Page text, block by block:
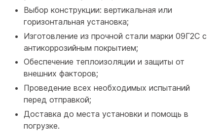
Выбор конструкции: вертикальная или
горизонтальная установка;
Изготовление из прочной стали марки 09Г2С с
антикоррозийным покрытием;
Обеспечение теплоизоляции и защиты от
внешних факторов;
Проведение всех необходимых испытаний
перед отправкой;
Доставка до места установки и помощь в
погрузке.